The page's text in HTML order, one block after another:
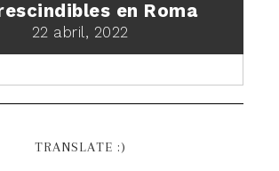
en Roma
22 abril, 2022
TRANSLATE :)